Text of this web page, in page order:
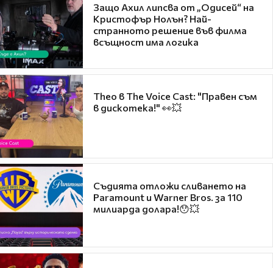
Защо Ахил липсва от „Одисей“ на
Кристофър Нолън? Най-
странното решение във филма
всъщност има логика
Theo в The Voice Cast: "Правен съм
в дискотека!" 👀💥
Съдията отложи сливането на
Paramount и Warner Bros. за 110
милиарда долара!😯💥